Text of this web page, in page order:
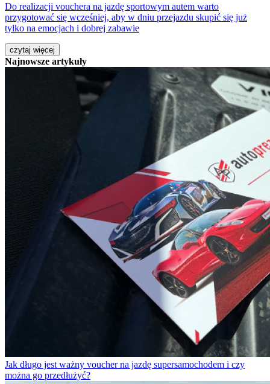
Do realizacji vouchera na jazdę sportowym autem warto
przygotować się wcześniej, aby w dniu przejazdu skupić się już
tylko na emocjach i dobrej zabawie
czytaj więcej
Najnowsze artykuły
Jak długo jest ważny voucher na jazdę supersamochodem i czy
można go przedłużyć?